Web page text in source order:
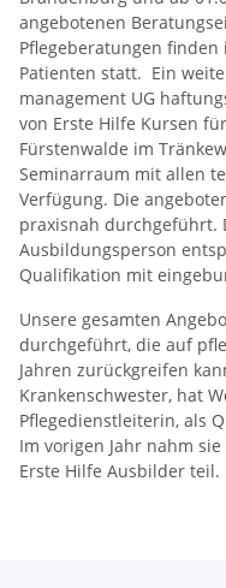
angebotenen
Pflegeberatungen
Patienten statt. Ein
management UG
von Erste Hilfe Kursen
Fürstenwalde im
Seminarraum mit allen
Verfügung. Die
praxisnah durchgeführt.
Ausbildungsperson
Qualifikation mit
Unsere gesamten
durchgeführt, die auf
Jahren zurückgreifen
Krankenschwester, hat
Pflegedienstleiterin, als
Im vorigen Jahr nahm
Erste Hilfe Ausbilder teil.